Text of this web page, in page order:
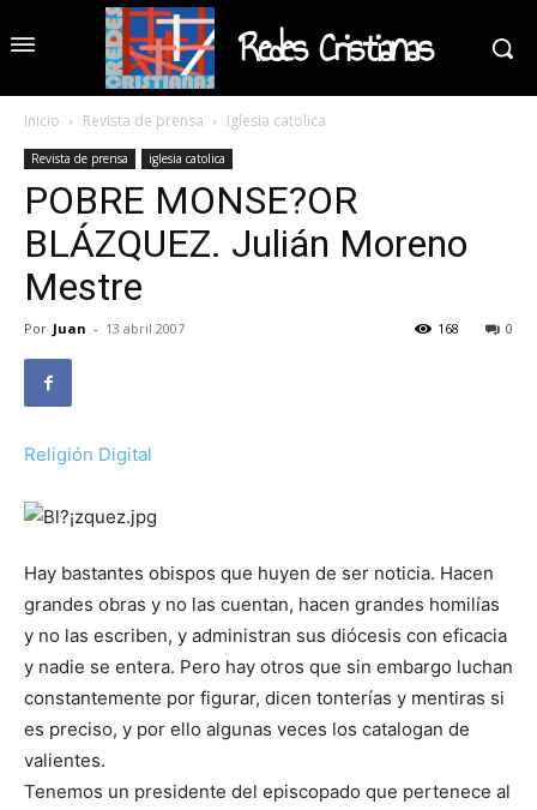
Redes Cristianas
Inicio Revista de prensa iglesia catolica
Revista de prensa iglesia catolica
POBRE MONSE?OR
BLÁZQUEZ. Julián Moreno
Mestre
Por Juan - 13 abril 2007 0
168
Religión Digital
Hay bastantes obispos que huyen de ser noticia. Hacen
grandes obras y no las cuentan, hacen grandes homilías
y no las escriben, y administran sus diócesis con eficacia
y nadie se entera. Pero hay otros que sin embargo luchan
constantemente por figurar, dicen tonterías y mentiras si
es preciso, y por ello algunas veces los catalogan de
valientes.
Tenemos un presidente del episcopado que pertenece al